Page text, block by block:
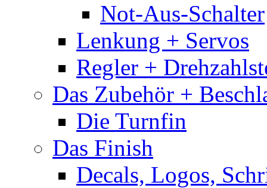
Not-Aus-Schalter
Lenkung + Servos
Regler +
Das Zubehör +
Die Turnfin
Das Finish
Decals, Logos,